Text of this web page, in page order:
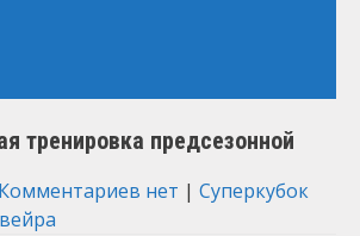
тренировка предсезонной
Комментариев нет | Суперкубок